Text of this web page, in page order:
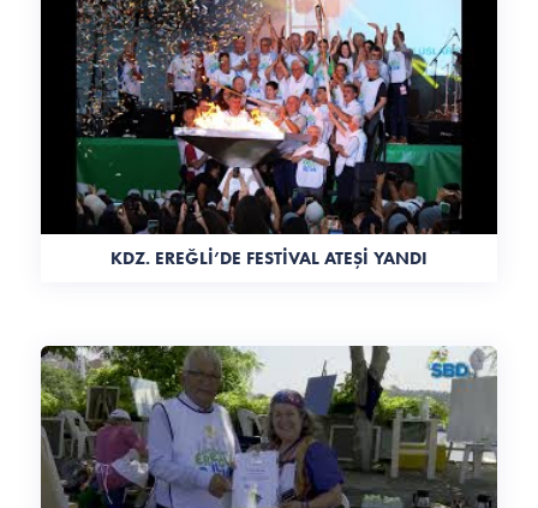
KDZ. EREĞLİ’DE FESTİVAL ATEŞİ YANDI